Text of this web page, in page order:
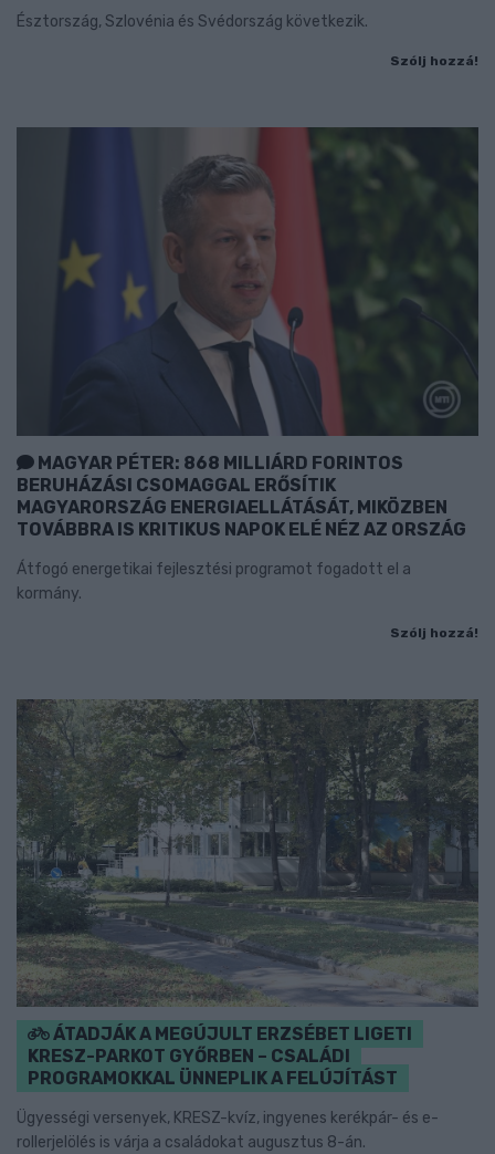
Észtország, Szlovénia és Svédország következik.
Szólj hozzá!
MAGYAR PÉTER: 868 MILLIÁRD FORINTOS
BERUHÁZÁSI CSOMAGGAL ERŐSÍTIK
MAGYARORSZÁG ENERGIAELLÁTÁSÁT, MIKÖZBEN
TOVÁBBRA IS KRITIKUS NAPOK ELÉ NÉZ AZ ORSZÁG
Átfogó energetikai fejlesztési programot fogadott el a
kormány.
Szólj hozzá!
ÁTADJÁK A MEGÚJULT ERZSÉBET LIGETI
KRESZ-PARKOT GYŐRBEN – CSALÁDI
PROGRAMOKKAL ÜNNEPLIK A FELÚJÍTÁST
Ügyességi versenyek, KRESZ-kvíz, ingyenes kerékpár- és e-
rollerjelölés is várja a családokat augusztus 8-án.